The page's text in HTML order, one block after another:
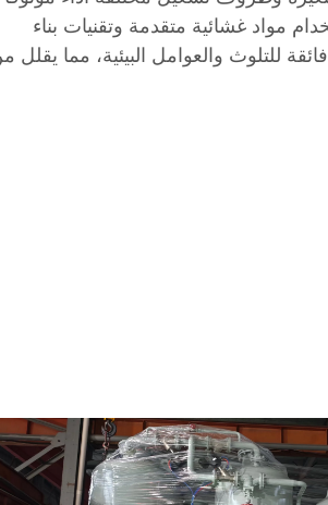
مواد غشائية متقدمة وتقنيات بناء
للتلوث والعوامل البيئية، مما يقلل